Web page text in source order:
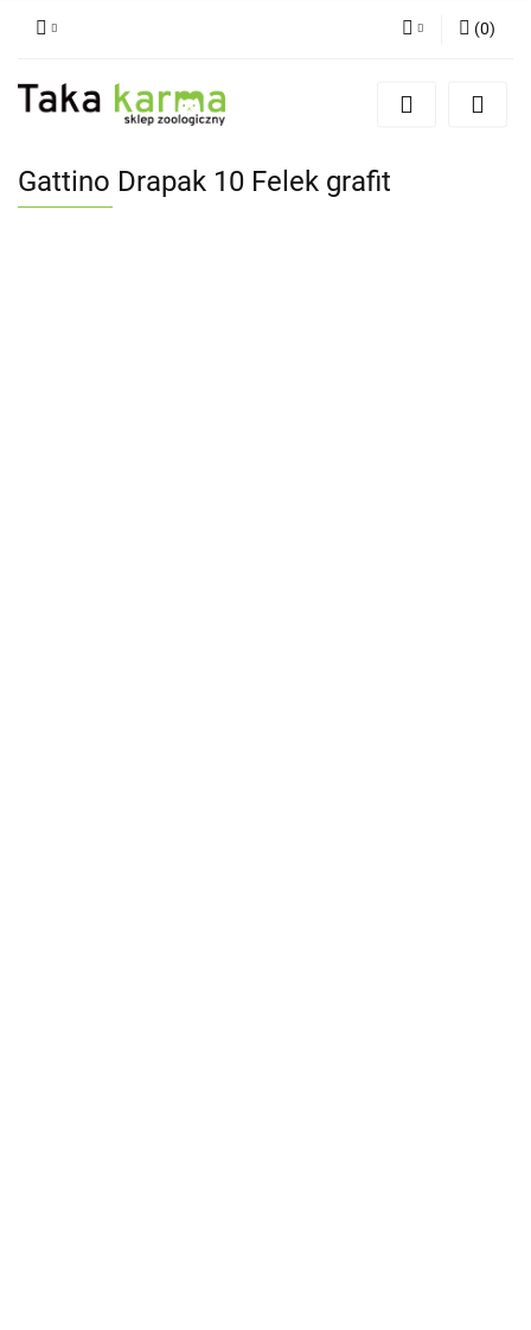
Zaloguj się
Zgody cookies
(0)
Gattino Drapak 10 Felek grafit